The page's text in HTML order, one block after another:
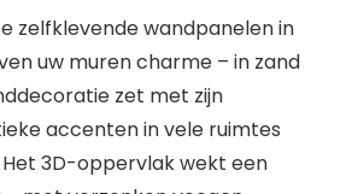
zelfklevende wandpanelen in
uw muren charme – in zand
zet met zijn
accenten in vele ruimtes
Het 3D-oppervlak wekt een